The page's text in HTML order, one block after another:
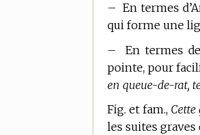
– En termes
qui forme une
–
En termes
pointe, pour
en queue-de-rat,
Fig. et fam.,
les suites graves